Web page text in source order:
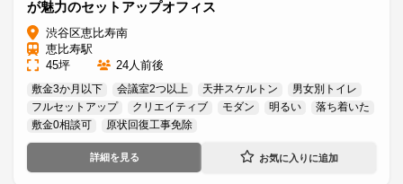
が魅力のセットアップオフィス
渋谷区恵比寿南
恵比寿駅
45坪
24人前後
敷金3か月以下 会議室2つ以上 天井スケルトン
男女別トイレ
フルセットアップ
クリエイティブ モダン 明るい
落ち着いた
敷金0相談可
原状回復工事免除
詳細を見る